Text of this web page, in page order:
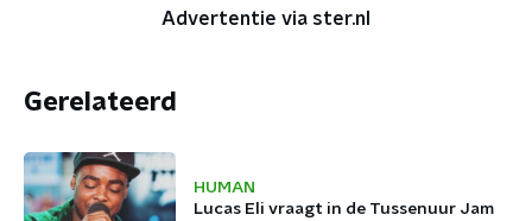
Advertentie via ster.nl
Gerelateerd
HUMAN
Lucas Eli vraagt in de Tussenuur Jam